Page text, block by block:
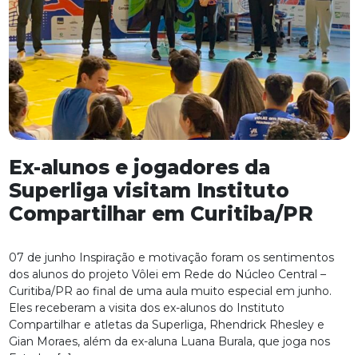
Ex-alunos e jogadores da
Superliga visitam Instituto
Compartilhar em Curitiba/PR
07 de junho Inspiração e motivação foram os sentimentos
dos alunos do projeto Vôlei em Rede do Núcleo Central –
Curitiba/PR ao final de uma aula muito especial em junho.
Eles receberam a visita dos ex-alunos do Instituto
Compartilhar e atletas da Superliga, Rhendrick Rhesley e
Gian Moraes, além da ex-aluna Luana Burala, que joga nos